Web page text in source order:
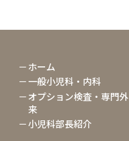
ホーム
一般小児科・内科
オプション検査・専門外
来
小児科部長紹介